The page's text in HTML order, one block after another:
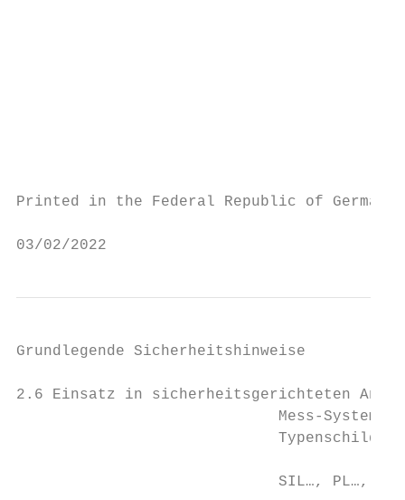
Printed in the Federal Republic of
03/02/2022
Grundlegende Sicherheitshinweise
2.6 Einsatz in sicherheitsgerichteten
Mess-Systeme
Typenschild
SIL…, PL…,